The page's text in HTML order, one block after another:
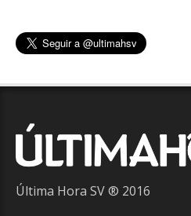
Última Hora SV ® 2016